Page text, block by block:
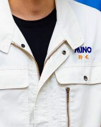
関連会社
GROUP COMPANIES